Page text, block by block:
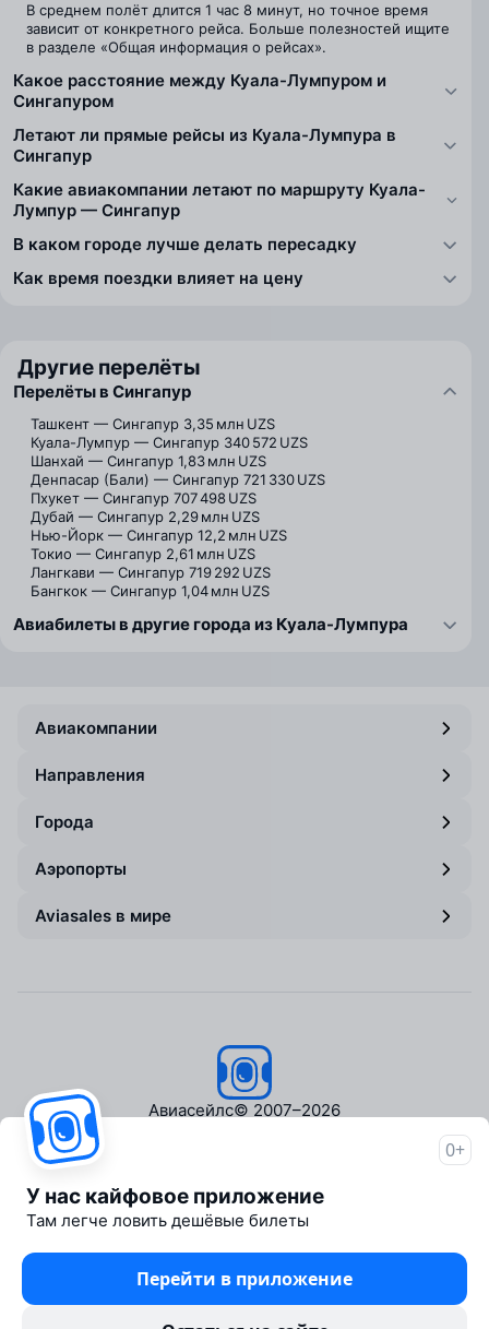
В среднем полёт длится 1 час 8 минут, но точное время
зависит от конкретного рейса. Больше полезностей ищите
в разделе «Общая информация о рейсах».
Какое расстояние между Куала-Лумпуром и
Сингапуром
Летают ли прямые рейсы из Куала-Лумпура в
Сингапур
Какие авиакомпании летают по маршруту Куала-
Лумпур — Сингапур
В каком городе лучше делать пересадку
Как время поездки влияет на цену
Другие перелёты
Перелёты в Сингапур
Ташкент — Сингапур 3,35 млн UZS
Куала-Лумпур — Сингапур 340 572 UZS
Шанхай — Сингапур 1,83 млн UZS
Денпасар (Бали) — Сингапур 721 330 UZS
Пхукет — Сингапур 707 498 UZS
Дубай — Сингапур 2,29 млн UZS
Нью-Йорк — Сингапур 12,2 млн UZS
Токио — Сингапур 2,61 млн UZS
Лангкави — Сингапур 719 292 UZS
Бангкок — Сингапур 1,04 млн UZS
Авиабилеты в другие города из Куала-Лумпура
Авиакомпании
Направления
Города
Аэропорты
Aviasales в мире
Авиасейлс© 2007–2026
Пресс‑центр
Travelpayouts
Партнёрская программа
Медиа Yo'lovchi
Трэвел‑медиа Aviasales.uz
0+
У нас кайфовое приложение
Там легче ловить дешёвые билеты
Перейти в приложение